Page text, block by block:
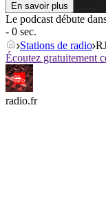
En savoir plus
Le podcast débute
- 0 sec.
Stations de radio
Écoutez gratuitement
radio.fr